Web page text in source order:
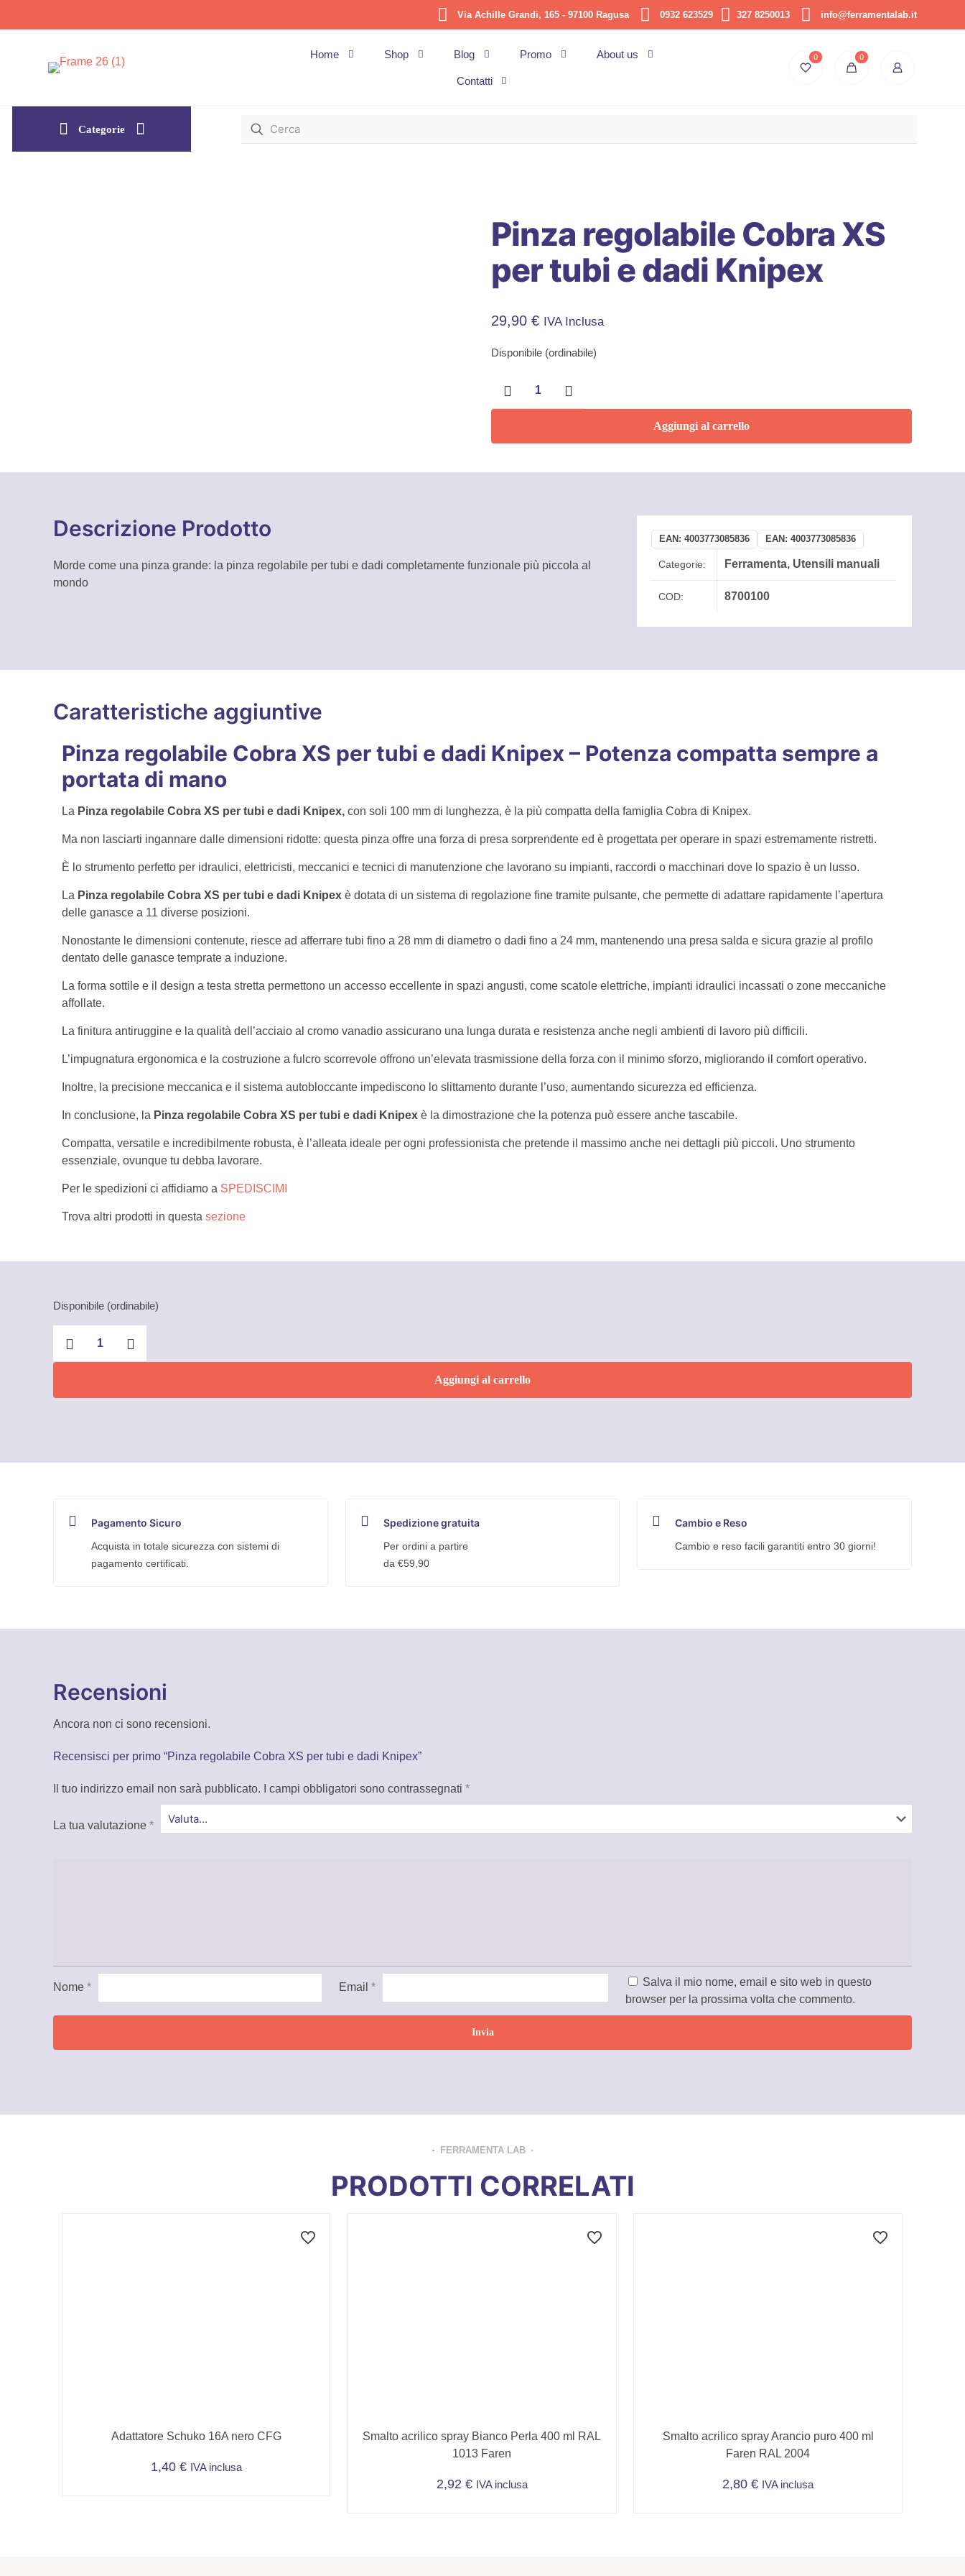
Via Achille Grandi, 165 - 97100 Ragusa 0932 623529 327 8250013 info@ferramentalab.it
Home Shop Blog Promo About us
Contatti
0 0
Categorie
Pinza regolabile Cobra XS
per tubi e dadi Knipex
29,90 € IVA Inclusa
Disponibile (ordinabile)
regolabile
Cobra
Aggiungi al carrello
Descrizione Prodotto
Morde come una pinza grande: la pinza regolabile per tubi e dadi completamente funzionale più piccola al
mondo
EAN:4003773085836 EAN:4003773085836
Categorie: Ferramenta, Utensili manuali
COD: 8700100
Caratteristiche aggiuntive
Pinza regolabile Cobra XS per tubi e dadi Knipex – Potenza compatta sempre a
portata di mano
La Pinza regolabile Cobra XS per tubi e dadi Knipex, con soli 100 mm di lunghezza, è la più compatta della famiglia Cobra di Knipex.
Ma non lasciarti ingannare dalle dimensioni ridotte: questa pinza offre una forza di presa sorprendente ed è progettata per operare in spazi estremamente ristretti.
È lo strumento perfetto per idraulici, elettricisti, meccanici e tecnici di manutenzione che lavorano su impianti, raccordi o macchinari dove lo spazio è un lusso.
La Pinza regolabile Cobra XS per tubi e dadi Knipexè dotata di un sistema di regolazione fine tramite pulsante, che permette di adattare rapidamente l’apertura
delle ganasce a 11 diverse posizioni.
Nonostante le dimensioni contenute, riesce ad afferrare tubi fino a 28 mm di diametro o dadi fino a 24 mm, mantenendo una presa salda e sicura grazie al profilo
dentato delle ganasce temprate a induzione.
La forma sottile e il design a testa stretta permettono un accesso eccellente in spazi angusti, come scatole elettriche, impianti idraulici incassati o zone meccaniche
affollate.
La finitura antiruggine e la qualità dell’acciaio al cromo vanadio assicurano una lunga durata e resistenza anche negli ambienti di lavoro più difficili.
L’impugnatura ergonomica e la costruzione a fulcro scorrevole offrono un’elevata trasmissione della forza con il minimo sforzo, migliorando il comfort operativo.
Inoltre, la precisione meccanica e il sistema autobloccante impediscono lo slittamento durante l’uso, aumentando sicurezza ed efficienza.
In conclusione, la Pinza regolabile Cobra XS per tubi e dadi Knipexè la dimostrazione che la potenza può essere anche tascabile.
Compatta, versatile e incredibilmente robusta, è l’alleata ideale per ogni professionista che pretende il massimo anche nei dettagli più piccoli. Uno strumento
essenziale, ovunque tu debba lavorare.
Per le spedizioni ci affidiamo a SPEDISCIMI
Trova altri prodotti in questa sezione
Disponibile (ordinabile)
regolabile
Cobra
per
Aggiungi al carrello
Pagamento Sicuro
Acquista in totale sicurezza con sistemi di
pagamento certificati.
Spedizione gratuita
Per ordini a partire
da €59,90
Cambio e Reso
Cambio e reso facili garantiti entro 30 giorni!
Recensioni
Ancora non ci sono recensioni.
Recensisci per primo “Pinza regolabile Cobra XS per tubi e dadi Knipex”
Il tuo indirizzo email non sarà pubblicato. I campi obbligatori sono contrassegnati *
La tua valutazione *
Nome * Email*
Salva il mio nome, email e sito web in questo
browser per la prossima volta che commento.
FERRAMENTA LAB
PRODOTTI CORRELATI
Adattatore Schuko 16A nero CFG
1,40 € IVA inclusa
Smalto acrilico spray Bianco Perla 400 ml RAL
1013 Faren
2,92 € IVA inclusa
Smalto acrilico spray Arancio puro 400 ml
Faren RAL 2004
2,80€ IVA inclusa